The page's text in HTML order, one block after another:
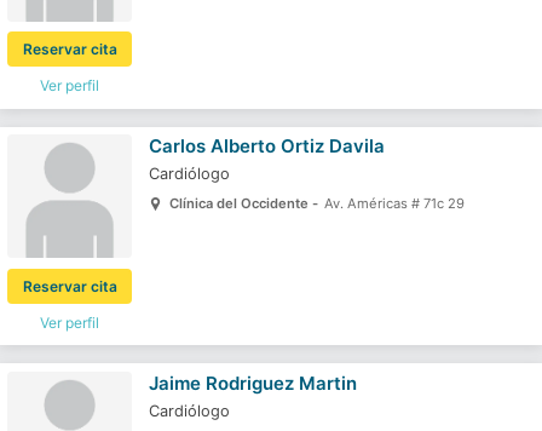
Ver perfil
Reservar cita
Ver perfil
Reservar cita
Carlos Alberto Ortiz Davila
Cardiólogo
Clínica del Occidente - Av. Américas # 71c 29
Jaime Rodriguez Martin
Cardiólogo